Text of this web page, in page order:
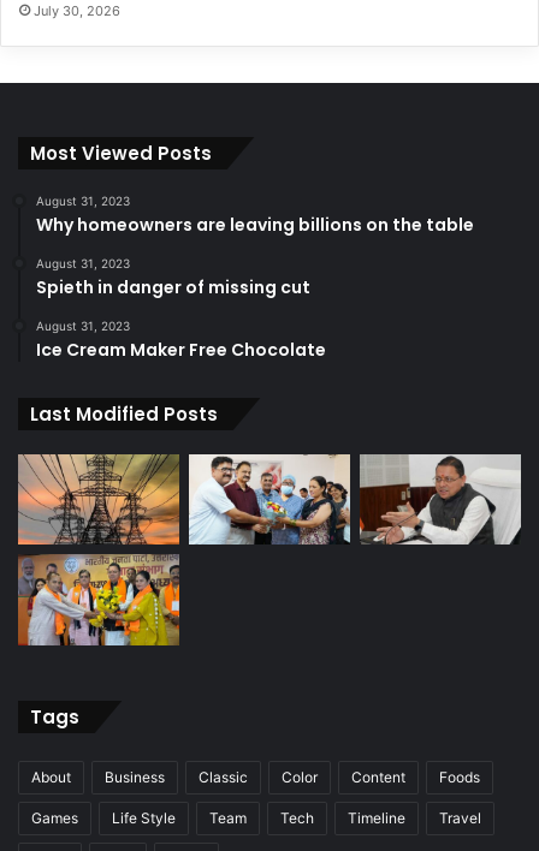
July 30, 2026
Most Viewed Posts
August 31, 2023
Why homeowners are leaving billions on the table
August 31, 2023
Spieth in danger of missing cut
August 31, 2023
Ice Cream Maker Free Chocolate
Last Modified Posts
Tags
About Business Classic Color Content Foods
Games Life Style Team Tech Timeline Travel